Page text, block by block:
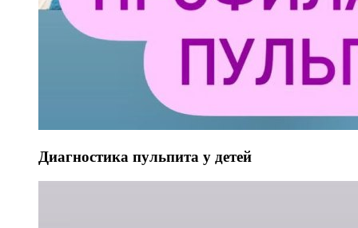
Диагностика пульпита у детей